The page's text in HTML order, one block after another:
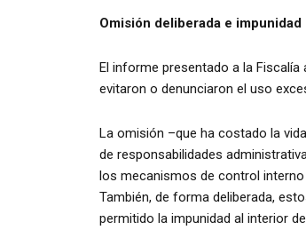
Omisión deliberada e impunidad
El informe presentado a la Fiscalía
evitaron o denunciaron el uso
La omisión –que ha costado la
de responsabilidades
los mecanismos de control
También, de forma deliberada,
permitido la impunidad al interior